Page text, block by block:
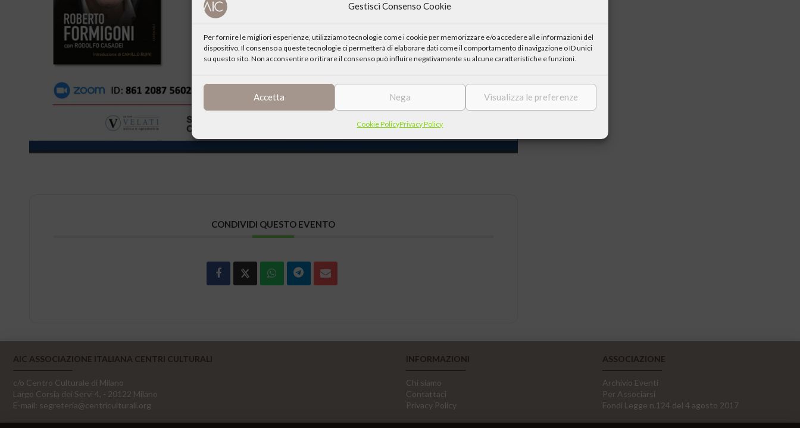
Gestisci Consenso Cookie
Per fornire le migliori esperienze, utilizziamo tecnologie come i cookie per memorizzare e/o accedere alle informazioni del
dispositivo. Il consenso a queste tecnologie ci permetterà di elaborare dati come il comportamento di navigazione o ID unici
su questo sito. Non acconsentire o ritirare il consenso può influire negativamente su alcune caratteristiche e funzioni.
Accetta Nega Visualizza le preferenze
Cookie PolicyPrivacy Policy
CONDIVIDI QUESTO EVENTO
AIC ASSOCIAZIONE ITALIANA CENTRI CULTURALI
c/o Centro Culturale di Milano
Largo Corsia dei Servi 4, - 20122 Milano
E-mail: segreteria@centriculturali.org
INFORMAZIONI
Chi siamo
Contattaci
Privacy Policy
ASSOCIAZIONE
Archivio Eventi
Per Associarsi
Fondi Legge n.124 del 4 agosto 2017